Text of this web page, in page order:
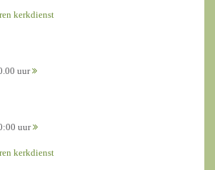
kerkdienst
uur
uur
kerkdienst